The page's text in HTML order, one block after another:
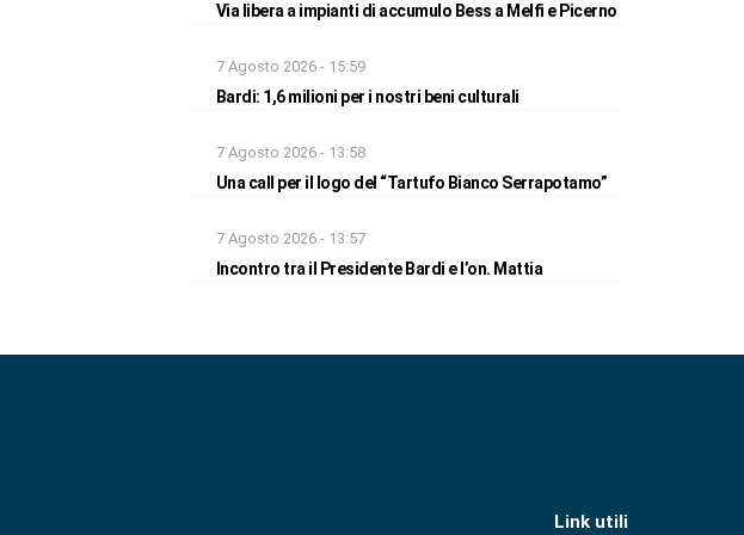
Via libera a impianti di accumulo Bess a Melfi e Picerno
7 Agosto 2026 - 15:59
Bardi: 1,6 milioni per i nostri beni culturali
7 Agosto 2026 - 13:58
Una call per il logo del “Tartufo Bianco Serrapotamo”
7 Agosto 2026 - 13:57
Incontro tra il Presidente Bardi e l’on. Mattia
Link utili